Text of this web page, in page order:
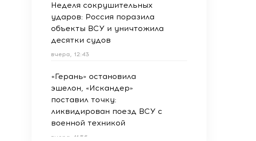
Неделя сокрушительных
ударов: Россия поразила
объекты ВСУ и уничтожила
десятки судов
вчера, 12:43
«Герань» остановила
эшелон, «Искандер»
поставил точку:
ликвидирован поезд ВСУ с
военной техникой
вчера, 11:56